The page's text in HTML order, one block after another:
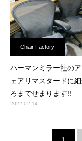
Chair Factory
ハーマンミラー社の
ェアリマスタードに
ろまでせまります!!
2022.02.14